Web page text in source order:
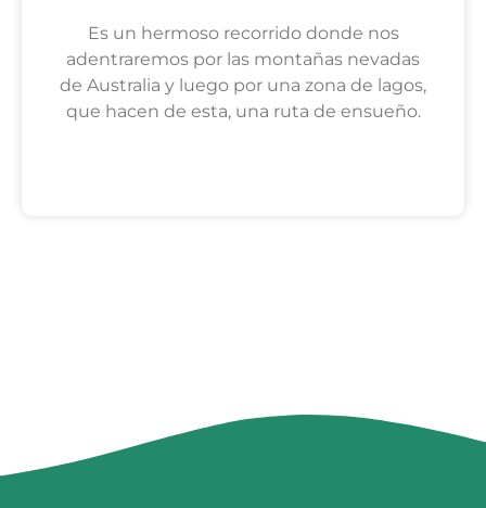
Es un hermoso recorrido donde nos
adentraremos por las montañas nevadas
de Australia y luego por una zona de lagos,
que hacen de esta, una ruta de ensueño.